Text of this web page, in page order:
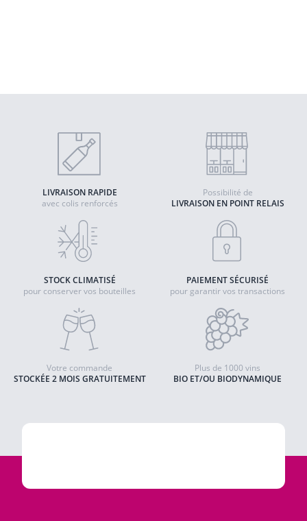
LIVRAISON RAPIDE
avec colis renforcés
LIVRAISON EN POINT RELAIS
Possibilité de
STOCK CLIMATISÉ
pour conserver vos bouteilles
PAIEMENT SÉCURISÉ
pour garantir vos transactions
STOCKÉE 2 MOIS GRATUITEMENT
Votre commande
BIO ET/OU BIODYNAMIQUE
Plus de 1000 vins